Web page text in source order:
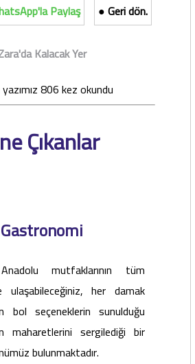
Paylaş
● Geri dön.
Kalacak Yer
yazımız 806 kez okundu
Çıkanlar
Gastronomi
mutfaklarının tüm
ulaşabileceğiniz, her damak
bol seçeneklerin sunulduğu
maharetlerini sergilediği bir
bulunmaktadır.